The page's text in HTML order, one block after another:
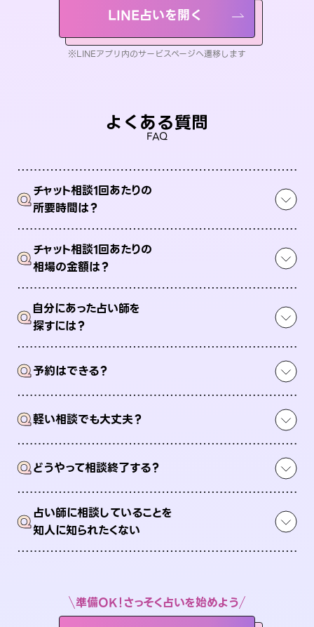
LINE占いを開く
※LINEアプリ内のサービスページへ遷移します
よくある質問
FAQ
Qチャット相談1回あたりの
所要時間は？
Qチャット相談1回あたりの
相場の金額は？
Q自分にあった占い師を
探すには？
Q予約はできる？
Q軽い相談でも大丈夫？
Qどうやって相談終了する？
Q占い師に相談していることを
知人に知られたくない
準備OK！さっそく占いを始めよう